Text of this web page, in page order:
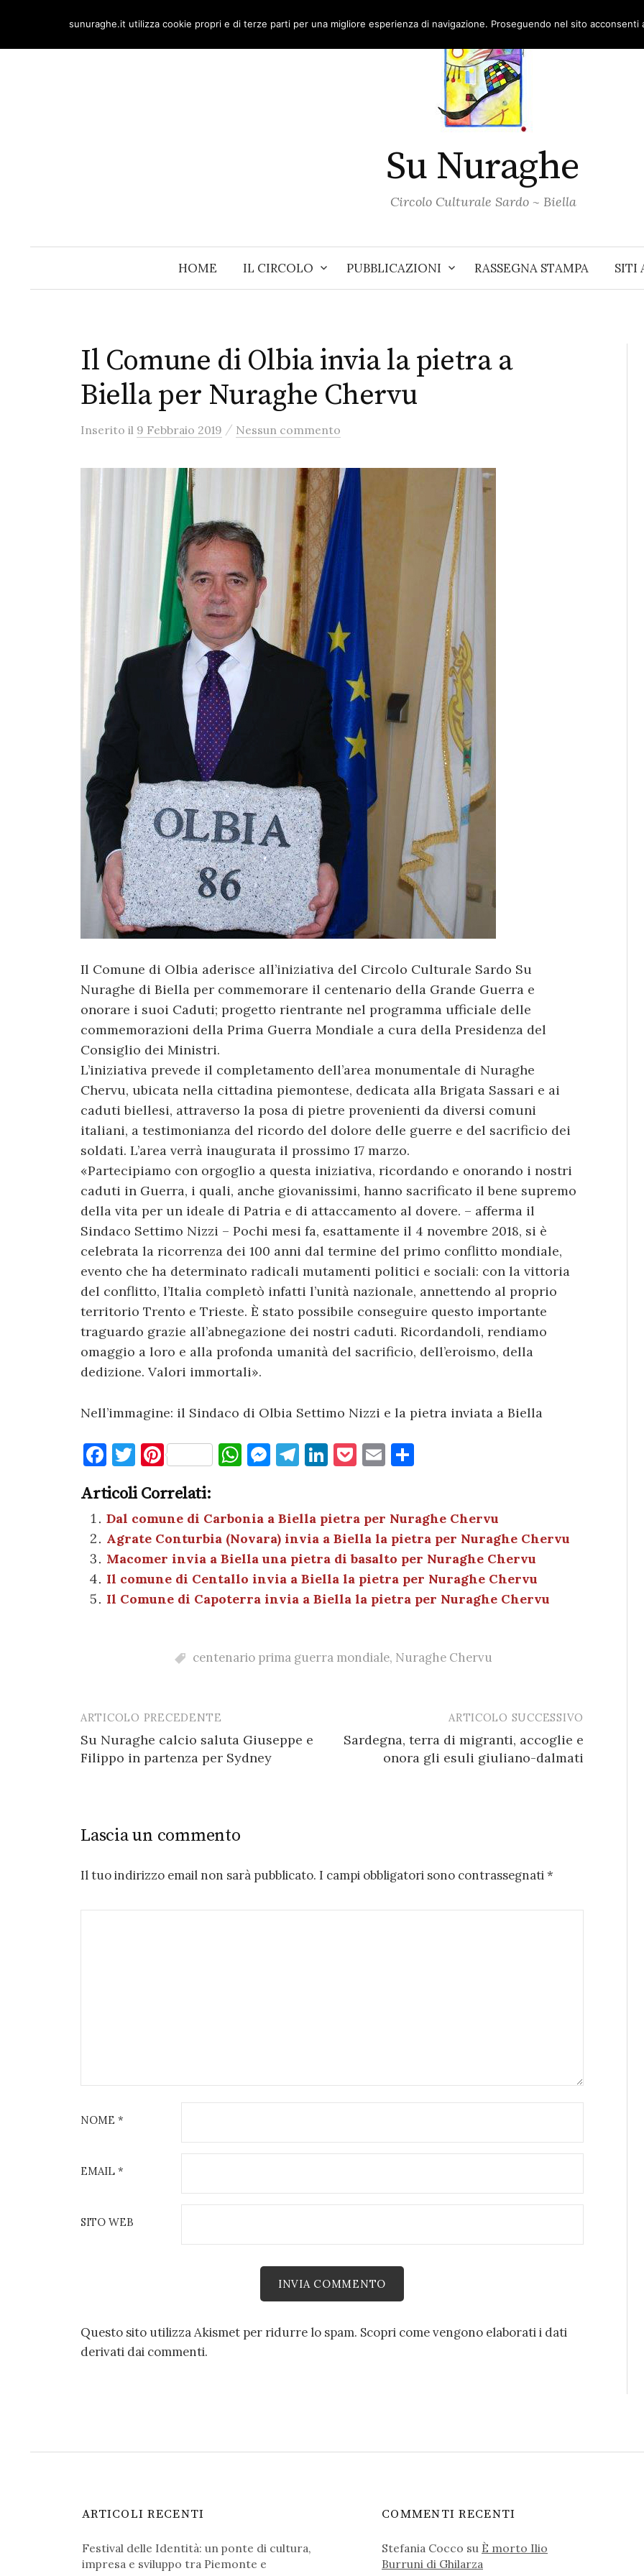
content
Su Nuraghe
Circolo Culturale Sardo ~ Biella
HOME IL CIRCOLO PUBBLICAZIONI RASSEGNA STAMPA SITI
Il Comune di Olbia invia la pietra a
Biella per Nuraghe Chervu
Inserito il 9 Febbraio 2019 / Nessun commento
Il Comune di Olbia aderisce all’iniziativa del Circolo Culturale Sardo Su
Nuraghe di Biella per commemorare il centenario della Grande Guerra e
onorare i suoi Caduti; progetto rientrante nel programma ufficiale delle
commemorazioni della Prima Guerra Mondiale a cura della Presidenza del
Consiglio dei Ministri.
L’iniziativa prevede il completamento dell’area monumentale di Nuraghe
Chervu, ubicata nella cittadina piemontese, dedicata alla Brigata Sassari e ai
caduti biellesi, attraverso la posa di pietre provenienti da diversi comuni
italiani, a testimonianza del ricordo del dolore delle guerre e del sacrificio dei
soldati. L’area verrà inaugurata il prossimo 17 marzo.
«Partecipiamo con orgoglio a questa iniziativa, ricordando e onorando i nostri
caduti in Guerra, i quali, anche giovanissimi, hanno sacrificato il bene supremo
della vita per un ideale di Patria e di attaccamento al dovere. – afferma il
Sindaco Settimo Nizzi – Pochi mesi fa, esattamente il 4 novembre 2018, si è
celebrata la ricorrenza dei 100 anni dal termine del primo conflitto mondiale,
evento che ha determinato radicali mutamenti politici e sociali: con la vittoria
del conflitto, l’Italia completò infatti l’unità nazionale, annettendo al proprio
territorio Trento e Trieste. È stato possibile conseguire questo importante
traguardo grazie all’abnegazione dei nostri caduti. Ricordandoli, rendiamo
omaggio a loro e alla profonda umanità del sacrificio, dell’eroismo, della
dedizione. Valori immortali».
Nell’immagine: il Sindaco di Olbia Settimo Nizzi e la pietra inviata a Biella
F
a
c
e
b
o
o
T
w
it
te
r
Pi
nt
er
es
t
W
s
A
p
p
M
n
g
er
T
gr
a
m
Li
e
dI
n
P
k
et
E
l di
vi
di
Articoli Correlati:
Dal comune di Carbonia a Biella pietra per Nuraghe Chervu
Agrate Conturbia (Novara) invia a Biella la pietra per Nuraghe Chervu
Macomer invia a Biella una pietra di basalto per Nuraghe Chervu
Il comune di Centallo invia a Biella la pietra per Nuraghe Chervu
Il Comune di Capoterra invia a Biella la pietra per Nuraghe Chervu
centenario prima guerra mondiale, Nuraghe Chervu
Post
navigation
ARTICOLO PRECEDENTE
Su Nuraghe calcio saluta Giuseppe e
Filippo in partenza per Sydney
ARTICOLO SUCCESSIVO
Sardegna, terra di migranti, accoglie e
onora gli esuli giuliano-dalmati
Lascia un commento
Il tuo indirizzo email non sarà pubblicato. I campi obbligatori sono contrassegnati*
NOME *
EMAIL *
SITO WEB
Questo sito utilizza Akismet per ridurre lo spam. Scopri come vengono elaborati i dati
derivati dai commenti.
ARTICOLI RECENTI
Festival delle Identità: un ponte di cultura,
impresa e sviluppo tra Piemonte e
COMMENTI RECENTI
Stefania Cocco su È morto Ilio
Burruni di Ghilarza
sunuraghe.it utilizza cookie propri e di terze parti per una migliore esperienza di navigazione. Proseguendo nel sito acconsenti